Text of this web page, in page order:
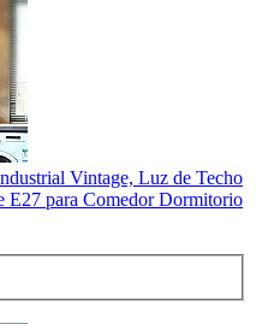
Vintage, Luz de Techo
E27 para Comedor Dormitorio